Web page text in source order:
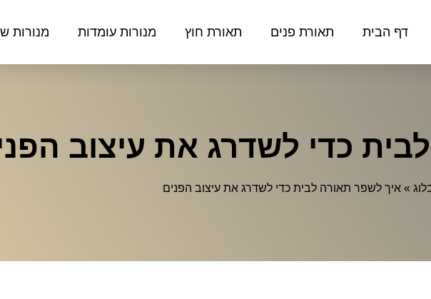
דף הבית תאורת פנים תאורת חוץ מנורות עומדות מנורות
כדי לשדרג את עיצוב
»איך לשפר תאורה לבית כדי לשדרג את עיצוב הפנים